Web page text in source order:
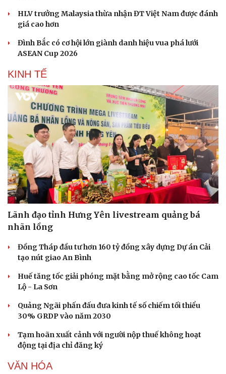
Dinh dưỡng - món ngon
HLV trưởng Malaysia thừa nhận ĐT Việt Nam được đánh
giá cao hơn
Đình Bắc có cơ hội lớn giành danh hiệu vua phá lưới
ASEAN Cup 2026
KINH TẾ
Lãnh đạo tỉnh Hưng Yên livestream quảng bá
nhãn lồng
Đồng Tháp đầu tư hơn 160 tỷ đồng xây dựng Dự án Cải
tạo nút giao An Bình
Huế tăng tốc giải phóng mặt bằng mở rộng cao tốc Cam
Lộ - La Sơn
Quảng Ngãi phấn đấu đưa kinh tế số chiếm tối thiểu
30% GRDP vào năm 2030
Tạm hoãn xuất cảnh với người nộp thuế không hoạt
động tại địa chỉ đăng ký
VĂN HÓA